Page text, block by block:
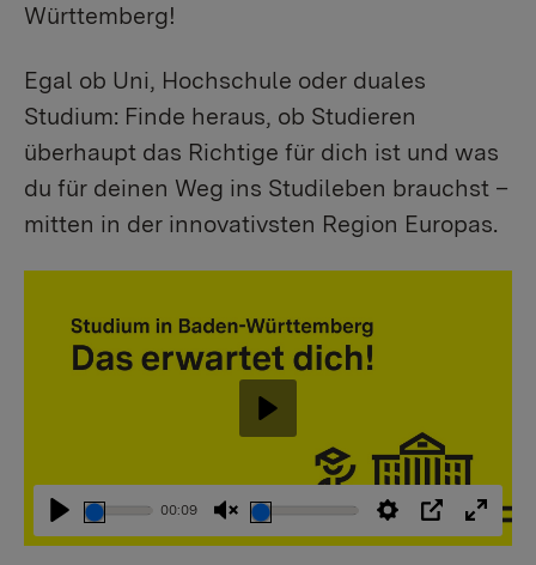
Württemberg!
Egal ob Uni, Hochschule oder duales
Studium: Finde heraus, ob Studieren
überhaupt das Richtige für dich ist und was
du für deinen Weg ins Studileben brauchst –
mitten in der innovativsten Region Europas.
Abspielen
00:09
StummschaltungEinstellungen
PIP
Abspielen